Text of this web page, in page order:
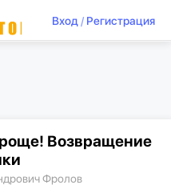
Вход/ Регистрация
Возвращение
Фролов